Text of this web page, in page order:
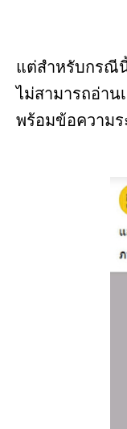
แต่สำหรับกรณีนี้
ไม่สามารถอ่าน
พร้อมข้อความร